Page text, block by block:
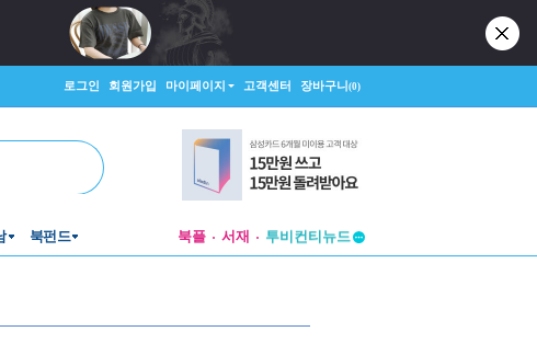
로그인 회원가입 마이페이지 고객센터 장바구니(0)
북펀드 북플 서재
투비컨티뉴드